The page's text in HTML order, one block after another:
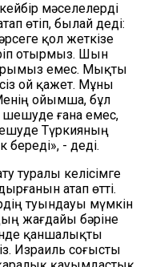
мәселелерді
өтіп, былай деді:
қол жеткізе
отырмыз. Шын
емес. Мықты
ой қажет. Мұны
ойымша, бұл
шешуде ғана емес,
Түркияның
- деді.
туралы келісімге
атап өтті.
туындауы мүмкін
жағдайы бәріне
қаншалықты
Израиль соғысты